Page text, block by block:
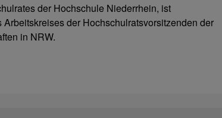
der Hochschule Niederrhein, ist
der Hochschulratsvorsitzenden der
in NRW.